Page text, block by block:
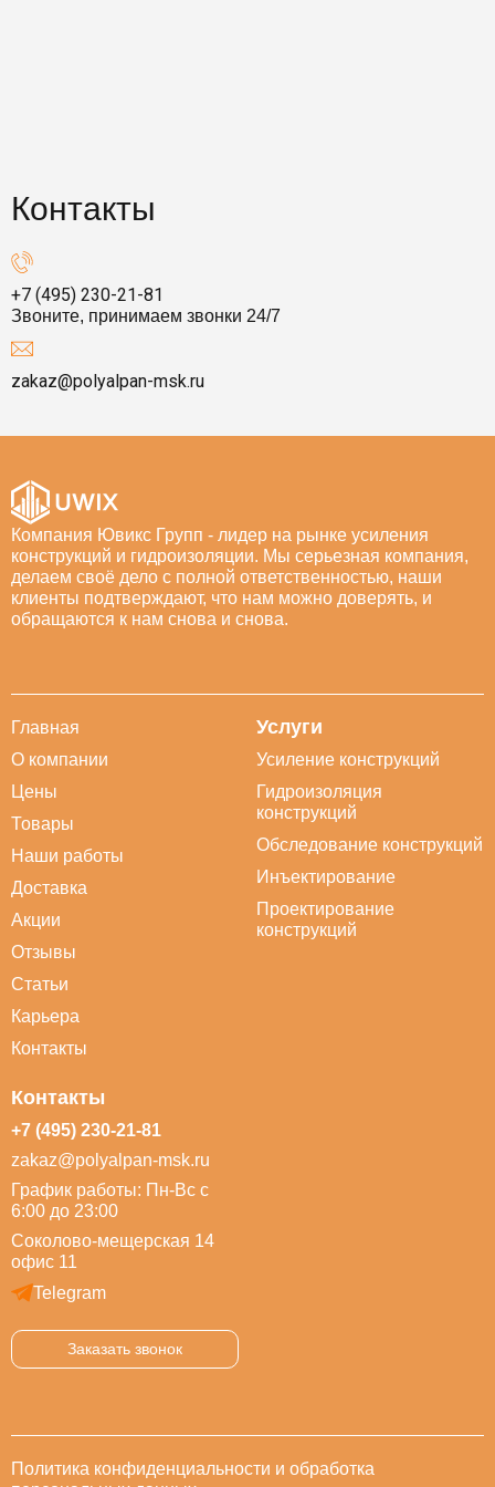
Контакты
+7 (495) 230-21-81
Звоните, принимаем звонки 24/7
zakaz@polyalpan-msk.ru
Компания Ювикс Групп - лидер на рынке усиления
конструкций и гидроизоляции. Мы серьезная компания,
делаем своё дело с полной ответственностью, наши
клиенты подтверждают, что нам можно доверять, и
обращаются к нам снова и снова.
Главная
О компании
Цены
Товары
Наши работы
Доставка
Акции
Отзывы
Статьи
Карьера
Контакты
Услуги
Усиление конструкций
Гидроизоляция
конструкций
Обследование конструкций
Инъектирование
Проектирование
конструкций
Контакты
+7 (495) 230-21-81
zakaz@polyalpan-msk.ru
График работы: Пн-Вс с
6:00 до 23:00
Соколово-мещерская 14
офис 11
Telegram
Заказать звонок
Политика конфиденциальности и обработка